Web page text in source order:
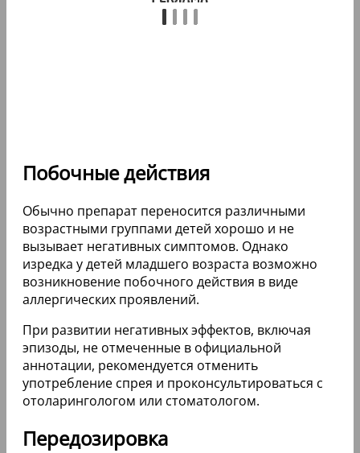
Побочные действия
Обычно препарат переносится различными
возрастными группами детей хорошо и не
вызывает негативных симптомов. Однако
изредка у детей младшего возраста возможно
возникновение побочного действия в виде
аллергических проявлений.
При развитии негативных эффектов, включая
эпизоды, не отмеченные в официальной
аннотации, рекомендуется отменить
употребление спрея и проконсультироваться с
отоларингологом или стоматологом.
Передозировка